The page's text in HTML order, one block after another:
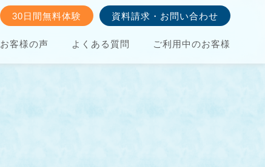
お客様の声 よくある質問 ご利用中のお客様
30日間無料体験 資料請求・お問い合わせ